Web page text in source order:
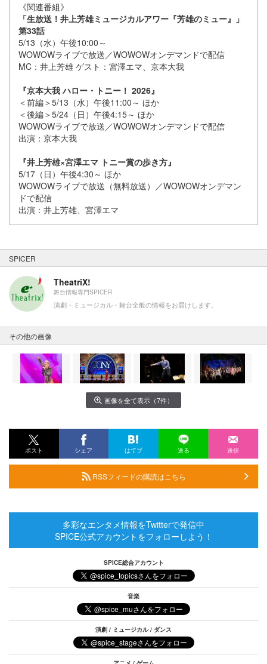
《関連番組》
「生放送！井上芳雄ミュージカルアワー『芳雄のミュー』」
第33話
5/13（水）午後10:00～
WOWOWライブで放送／WOWOWオンデマンドで配信
MC：井上芳雄 ゲスト：宮澤エマ、京本大我
『京本大我 ハロー・トニー！ 2026』
＜前編＞5/13（水）午後11:00～ ほか
＜後編＞5/24（日）午後4:15～ ほか
WOWOWライブで放送／WOWOWオンデマンドで配信
出演：京本大我
『井上芳雄×宮澤エマ トニー賞の歩き方』
5/17（日）午後4:30～ ほか
WOWOWライブで放送（無料放送）／WOWOWオンデマン
ドで配信
出演：井上芳雄、宮澤エマ
SPICER
TheatriX!
舞台情報専門SPICER
演劇・ミュージカル・舞台全般の情報をお届けします。
その他の画像
画像を全て表示（7件）
ポスト シェア はてブ 送る 送信
RSSフィードの購読はこちら
多彩なエンタメ情報をTwitterで発信中
SPICE公式アカウントをフォローしよう！
SPICE総合アカウント
音楽
演劇 / ミュージカル / ダンス